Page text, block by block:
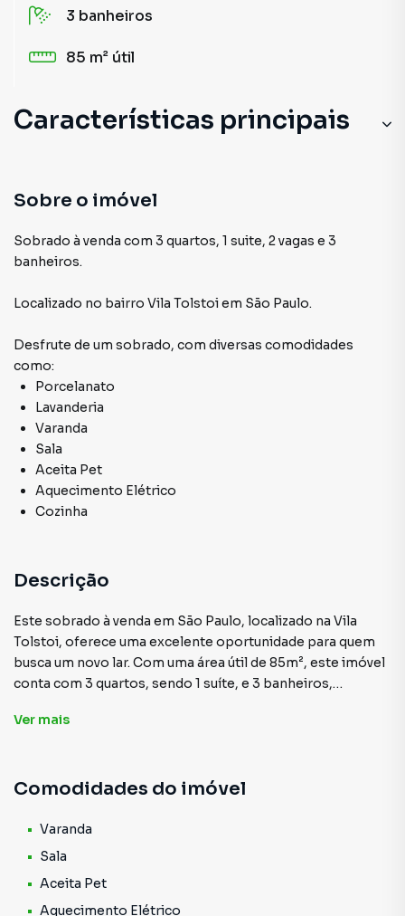
3 banheiros
85 m² útil
Características principais
Aceita Pet
Porcelanato
Sobre o imóvel
Sobrado à venda com 3 quartos, 1 suite, 2 vagas e 3
banheiros.
Localizado no bairro Vila Tolstoiem São Paulo.
Desfrute de um sobrado, com diversas comodidades
como:
Porcelanato
Lavanderia
Varanda
Sala
Aceita Pet
Aquecimento Elétrico
Cozinha
Descrição
Este sobrado à venda em São Paulo, localizado na Vila
Tolstoi, oferece uma excelente oportunidade para quem
busca um novo lar. Com uma área útil de 85m², este imóvel
conta com 3 quartos, sendo 1 suíte, e 3 banheiros,
família. A sala espaçosa é ideal para momentos de convívio
comodidade e bem-estar aos moradores. Além disso, a
para quem possui pets. O piso em porcelanato confere um
toque moderno e elegante ao ambiente.
Localizado próximo a diversos estabelecimentos
comerciais, como mercados, farmácias e lojas variadas,
Ver mais
Comodidades do imóvel
Varanda
Sala
Aceita Pet
Aquecimento Elétrico